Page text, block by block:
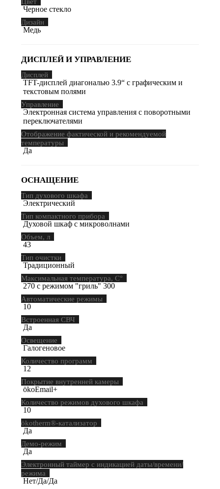
Черное стекло
Дизайн
Медь
ДИСПЛЕЙ И УПРАВЛЕНИЕ
Дисплей
TFT-дисплей диагональю 3.9“ с графическим и
текстовым полями
Управление
Электронная система управления с поворотными
переключателями
Отображение фактической и рекомендуемой
температуры
Да
ОСНАЩЕНИЕ
Тип духового шкафа
Электрический
Тип компактного прибора
Духовой шкаф с микроволнами
Объем, л
43
Тип очистки
Традиционный
Максимальная температура, С°
270 с режимом "гриль" 300
Автоматические режимы
10
Встроенная СВЧ
Да
Освещение
Галогеновое
Количество программ
12
Покрытие внутренней камеры
ökoEmail+
Количество режимов духового шкафа
10
ökotherm®-катализатор
Да
Демо-режим
Да
Электронный таймер с индикацией даты/времени/
режима
Нет/Да/Да